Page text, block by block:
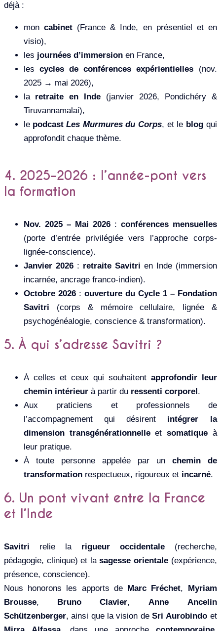
déjà :
mon cabinet (France & Inde, en présentiel et en
visio),
les journées d’immersion en France,
les cycles de conférences expérientielles (nov.
2025 → mai 2026),
la retraite en Inde (janvier 2026, Pondichéry &
Tiruvannamalai),
le podcast Les Murmures du Corps, et le blog qui
approfondit chaque thème.
4. 2025–2026 : l’année-pont vers
la formation
Nov. 2025 – Mai 2026 : conférences mensuelles
(porte d’entrée privilégiée vers l’approche corps-
lignée-conscience).
Janvier 2026 : retraite Savitri en Inde (immersion
incarnée, ancrage franco-indien).
Octobre 2026 : ouverture du Cycle 1 – Fondation
Savitri (corps & mémoire cellulaire, lignée &
psychogénéalogie, conscience & transformation).
5. À qui s’adresse Savitri ?
À celles et ceux qui souhaitent approfondir leur
chemin intérieur à partir du ressenti corporel.
Aux praticiens et professionnels de
l’accompagnement qui désirent intégrer la
dimension transgénérationnelle et somatique à
leur pratique.
À toute personne appelée par un chemin de
transformation respectueux, rigoureux et incarné.
6. Un pont vivant entre la France
et l’Inde
Savitri relie la rigueur occidentale (recherche,
pédagogie, clinique) et la sagesse orientale (expérience,
présence, conscience).
Nous honorons les apports de Marc Fréchet, Myriam
Brousse, Bruno Clavier, Anne Ancelin
Schützenberger, ainsi que la vision de Sri Aurobindo et